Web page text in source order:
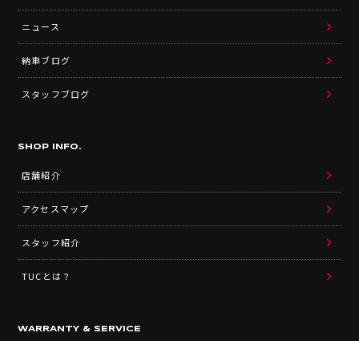
ニュース
納車ブログ
スタッフブログ
SHOP INFO.
店舗紹介
アクセスマップ
スタッフ紹介
TUCとは？
WARRANTY & SERVICE